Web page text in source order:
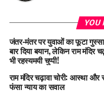
YOU
जंतर-मंतर पर युवाओं का फूटा
बार दिया बयान, लेकिन राम मंदिर
भी रहस्यमयी चुप्पी!
राम मंदिर चढ़ावा चोरी: आस्था और
फंसा न्याय का सवाल